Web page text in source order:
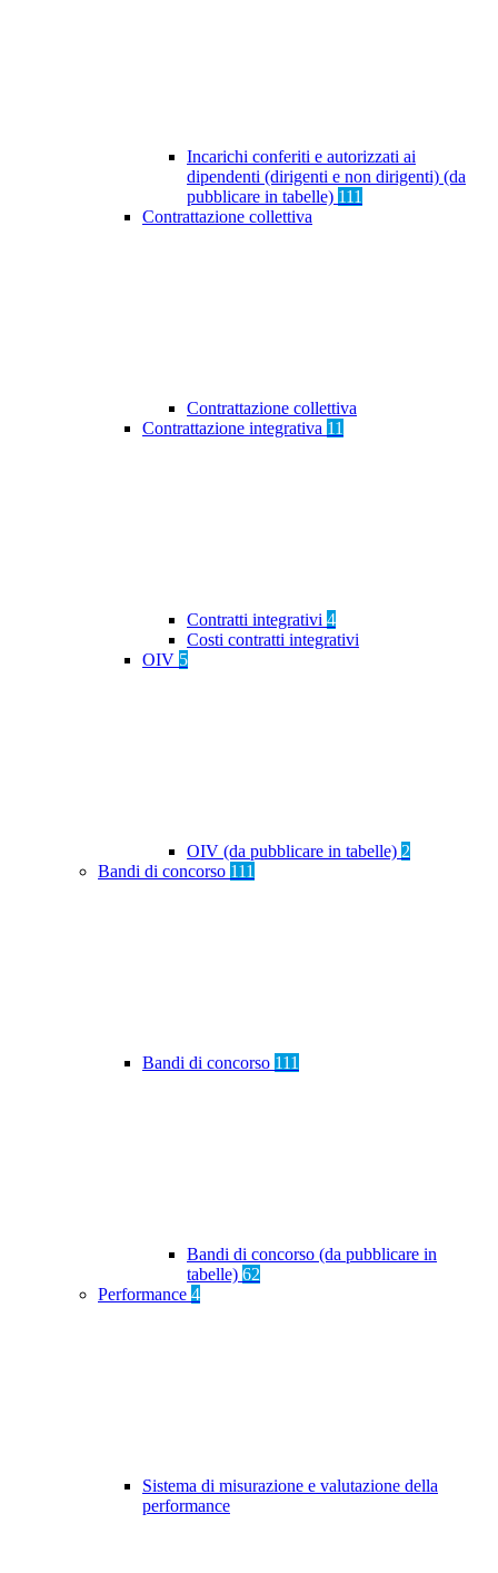
Incarichi conferiti e autorizzati ai
dipendenti (dirigenti e non dirigenti) (da
pubblicare in tabelle) 111
Contrattazione collettiva
Contrattazione collettiva
Contrattazione integrativa 11
Contratti integrativi 4
Costi contratti integrativi
OIV 5
OIV (da pubblicare in tabelle) 2
Bandi di concorso 111
Bandi di concorso 111
Bandi di concorso (da pubblicare in
tabelle) 62
Performance 4
Sistema di misurazione e valutazione della
performance